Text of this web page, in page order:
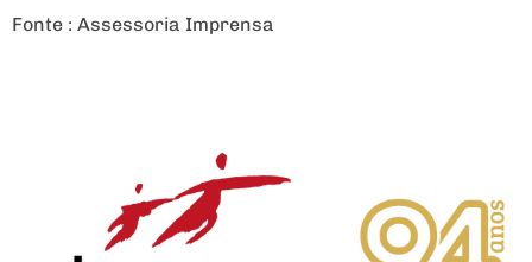
Fonte : Assessoria Imprensa